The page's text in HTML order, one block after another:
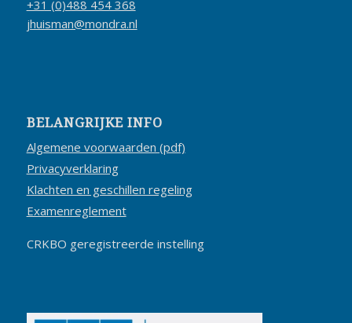
+31 (0)488 454 368
jhuisman@mondra.nl
BELANGRIJKE INFO
Algemene voorwaarden (pdf)
Privacyverklaring
Klachten en geschillen regeling
Examenreglement
CRKBO geregistreerde instelling